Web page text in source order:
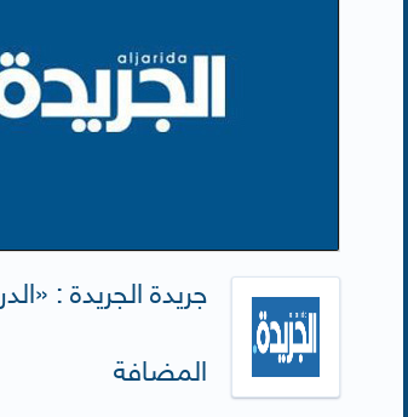
جريدة الجريدة :
المضافة